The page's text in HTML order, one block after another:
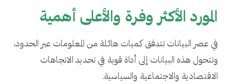
المورد الأكثر وفرة والأعلى أهمية
في عصر البيانات تتدفق كميات هائلة من المعلومات عبر الحدود،
وتتحول هذه البيانات إلى أداة قوية في تحديد الاتجاهات
الاقتصادية والاجتماعية والسياسية.